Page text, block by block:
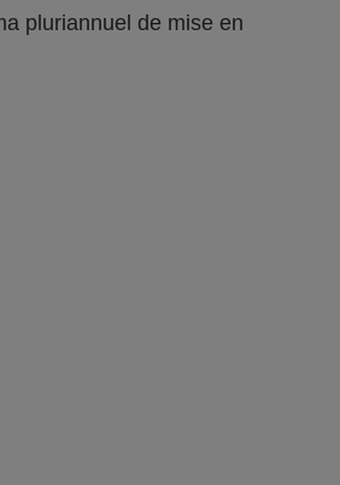
pluriannuel de mise en